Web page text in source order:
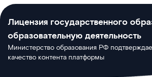
Лицензия государственного
образовательную деятельность
Министерство образования РФ
качество контента платформы